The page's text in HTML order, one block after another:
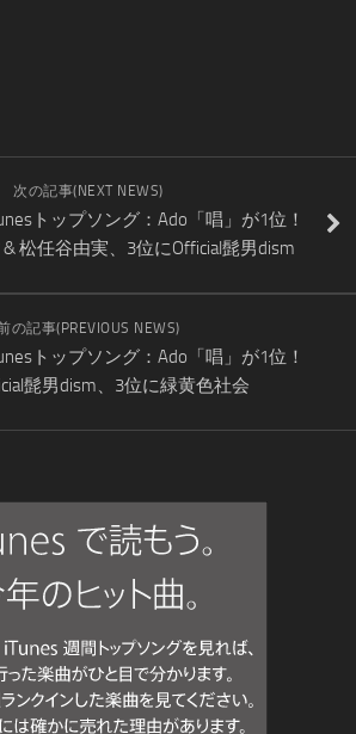
次の記事(NEXT NEWS)
トップソング：Ado「唱」が1位！
松任谷由実、3位にOfficial髭男dism
の記事(PREVIOUS NEWS)
トップソング：Ado「唱」が1位！
髭男dism、3位に緑黄色社会